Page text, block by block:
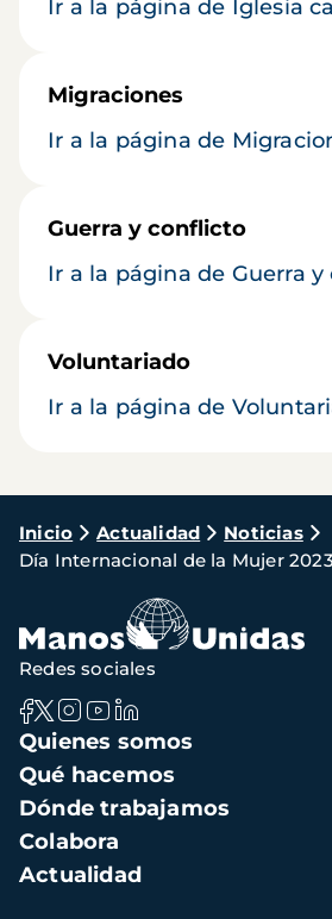
Ir a la página de Iglesia
Migraciones
Ir a la página de
Guerra y conflicto
Ir a la página de Guerra
Voluntariado
Ir a la página de
Ruta
de
navegación
Inicio Actualidad
Noticias
Día Internacional de la Mujer
Navegación
principal
Quienes somos
Qué hacemos
Dónde trabajamos
Colabora
Actualidad
Redes sociales